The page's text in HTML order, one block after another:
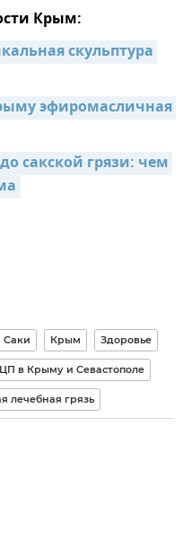
Крым:
скульптура
эфиромасличная
сакской грязи: чем
Саки Крым Здоровье
в Крыму и Севастополе
лечебная грязь